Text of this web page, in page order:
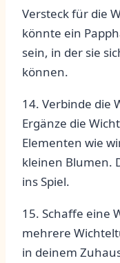
Versteck für ‌die
könnte‍ ein⁣
sein, in ⁤der sie
können.
14. Verbinde ‍die
Ergänze die
Elementen wie‍
kleinen Blumen.
ins Spiel.
15. Schaffe eine
mehrere
in deinem